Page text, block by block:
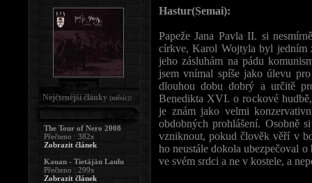
Hastur(Semai):
Papeže Jana Pavla II. si
církve, Karol Wojtyla byl jedním
jeho zásluhám na pádu
jsem vnímal spíše jako úlevu
dlouhou dobu dobrý a určitě
Benedikta XVI. o rockové
je znám jako velmi
obdobných prohlášení. Osobně
vzniknout, pokud člověk věří v
ho neustále dokola ubezpečoval
ve svém srdci a ne v kostele, a
Nejčtenější články (měsíc):
The Tour of Nero 2008
Přečteno : 382x
Zobrazit článek
Kauan - Tietäjän Laulu
Přečteno : 299x
Zobrazit článek